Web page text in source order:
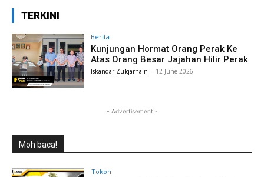
TERKINI
Berita
Kunjungan Hormat Orang Perak Ke
Atas Orang Besar Jajahan Hilir Perak
Iskandar Zulqarnain - 12 June 2026
- Advertisement -
Moh baca!
Tokoh